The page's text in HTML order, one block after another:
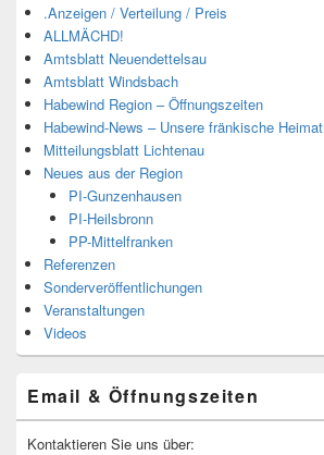
.Anzeigen / Verteilung / Preis
ALLMÄCHD!
Amtsblatt Neuendettelsau
Amtsblatt Windsbach
Habewind Region – Öffnungszeiten
Habewind-News – Unsere fränkische Heimat
Mitteilungsblatt Lichtenau
Neues aus der Region
PI-Gunzenhausen
PI-Heilsbronn
PP-Mittelfranken
Referenzen
Sonderveröffentlichungen
Veranstaltungen
Videos
Email & Öffnungszeiten
Kontaktieren Sie uns über: